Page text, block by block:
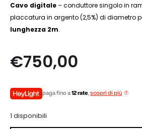
Cavo digitale– conduttore singolo in
placcatura in argento (2,5%) di diametro
lunghezza 2m.
€750,00
paga fino a12 rate, scopri di più
1 disponibili